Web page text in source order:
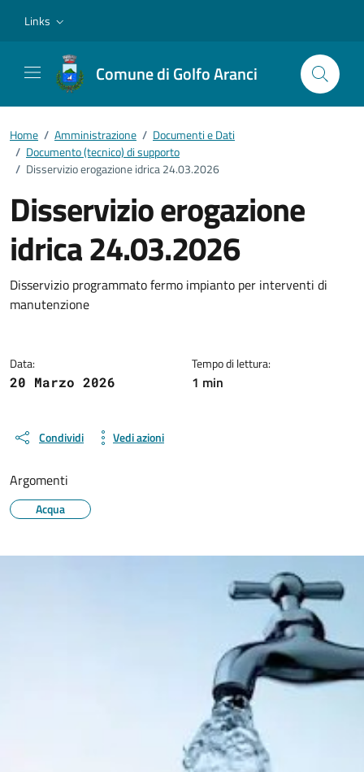
Links
Comune di Golfo Aranci
Home / Amministrazione / Documenti e Dati
/ Documento (tecnico) di supporto
/ Disservizio erogazione idrica 24.03.2026
Disservizio erogazione
idrica 24.03.2026
Dettagli del documento
Disservizio programmato fermo impianto per interventi di
manutenzione
Data:
20 Marzo 2026
Tempo di lettura:
1 min
Condividi Vedi azioni
Argomenti
Acqua